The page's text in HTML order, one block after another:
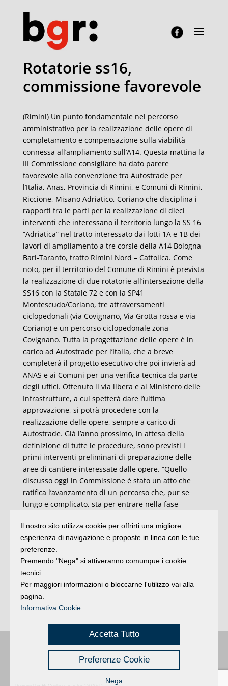
Rotatorie ss16,
commissione favorevole
(Rimini) Un punto fondamentale nel percorso
amministrativo per la realizzazione delle opere di
completamento e compensazione sulla viabilità
connessa all’ampliamento sull’A14. Questa mattina la
III Commissione consigliare ha dato parere
favorevole alla convenzione tra Autostrade per
l’Italia, Anas, Provincia di Rimini, e Comuni di Rimini,
Riccione, Misano Adriatico, Coriano che disciplina i
rapporti fra le parti per la realizzazione di dieci
interventi che interessano il territorio lungo la SS 16
“Adriatica” nel tratto interessato dai lotti 1A e 1B dei
lavori di ampliamento a tre corsie della A14 Bologna-
Bari-Taranto, tratto Rimini Nord – Cattolica. Come
noto, per il territorio del Comune di Rimini è prevista
la realizzazione di due rotatorie all’intersezione della
SS16 con la Statale 72 e con la SP41
Montescudo/Coriano, tre attraversamenti
ciclopedonali (via Covignano, Via Grotta rossa e via
Coriano) e un percorso ciclopedonale zona
Covignano. Tutta la progettazione delle opere è in
carico ad Autostrade per l’Italia, che a breve
completerà il progetto esecutivo che poi invierà ad
ANAS e ai Comuni per una verifica tecnica da parte
degli uffici. Ottenuto il via libera e al Ministero delle
Infrastrutture, a cui spetterà dare l’ultima
approvazione, si potrà procedere con la
realizzazione delle opere, sempre a carico di
Autostrade. Già l’anno prossimo, in attesa della
definizione di tutte le procedure, sono previsti i
primi interventi preliminari di preparazione delle
aree di cantiere interessate dalle opere. “Quello
discusso oggi in Commissione è stato un atto che
ratifica l’avanzamento di un percorso che, pur se
lungo e complicato, sta per entrare nella fase
del territorio Roberta Frisoni – La progettazione
esecutiva è praticamente completata e dopo le
ultime verifiche da parte dei nostri uffici e il via
libera dal Ministero sarà possibile passare dalle
carte ai cantieri. Confidiamo che ciò possa avvenire
in tempi celeri, in modo da poter finalmente vedere
l’avvio di opere strategiche per la viabilità dell’intero
territorio”.
Buongiorno:Riminié una testata registrata presso il Tribunale di Rimini
registrazione n. 2 /28/02/2012| © 2024 buongiornoRimini
Privacy | Credits
Il nostro sito utilizza cookie per offrirti una migliore
esperienza di navigazione e proposte in linea con le tue
preferenze.
Premendo "Nega" si attiveranno comunque i cookie
tecnici.
Per maggiori informazioni o bloccarne l'utilizzo vai alla
pagina.
Informativa Cookie
Accetta Tutto
Preferenze Cookie
Nega